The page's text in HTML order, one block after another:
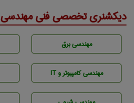
دیکشنری تخصصی فنی مهندسی
مهندسی برق
مهندسی كامپيوتر و IT